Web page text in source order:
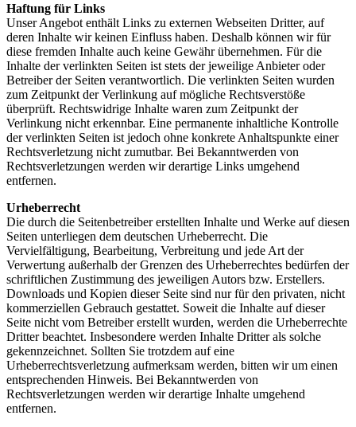
Haftung für Links
Unser Angebot enthält Links zu externen Webseiten Dritter, auf
deren Inhalte wir keinen Einfluss haben. Deshalb können wir für
diese fremden Inhalte auch keine Gewähr übernehmen. Für die
Inhalte der verlinkten Seiten ist stets der jeweilige Anbieter oder
Betreiber der Seiten verantwortlich. Die verlinkten Seiten wurden
zum Zeitpunkt der Verlinkung auf mögliche Rechtsverstöße
überprüft. Rechtswidrige Inhalte waren zum Zeitpunkt der
Verlinkung nicht erkennbar. Eine permanente inhaltliche Kontrolle
der verlinkten Seiten ist jedoch ohne konkrete Anhaltspunkte einer
Rechtsverletzung nicht zumutbar. Bei Bekanntwerden von
Rechtsverletzungen werden wir derartige Links umgehend
entfernen.
Urheberrecht
Die durch die Seitenbetreiber erstellten Inhalte und Werke auf diesen
Seiten unterliegen dem deutschen Urheberrecht. Die
Vervielfältigung, Bearbeitung, Verbreitung und jede Art der
Verwertung außerhalb der Grenzen des Urheberrechtes bedürfen der
schriftlichen Zustimmung des jeweiligen Autors bzw. Erstellers.
Downloads und Kopien dieser Seite sind nur für den privaten, nicht
kommerziellen Gebrauch gestattet. Soweit die Inhalte auf dieser
Seite nicht vom Betreiber erstellt wurden, werden die Urheberrechte
Dritter beachtet. Insbesondere werden Inhalte Dritter als solche
gekennzeichnet. Sollten Sie trotzdem auf eine
Urheberrechtsverletzung aufmerksam werden, bitten wir um einen
entsprechenden Hinweis. Bei Bekanntwerden von
Rechtsverletzungen werden wir derartige Inhalte umgehend
entfernen.